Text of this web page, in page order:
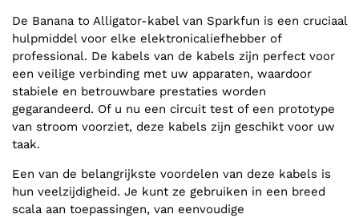
De Banana to Alligator-kabel van Sparkfun is een cruciaal
hulpmiddel voor elke elektronicaliefhebber of
professional. De kabels van de kabels zijn perfect voor
een veilige verbinding met uw apparaten, waardoor
stabiele en betrouwbare prestaties worden
gegarandeerd. Of u nu een circuit test of een prototype
van stroom voorziet, deze kabels zijn geschikt voor uw
taak.
Een van de belangrijkste voordelen van deze kabels is
hun veelzijdigheid. Je kunt ze gebruiken in een breed
scala aan toepassingen, van eenvoudige